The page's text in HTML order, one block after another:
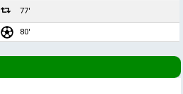
77'
80'